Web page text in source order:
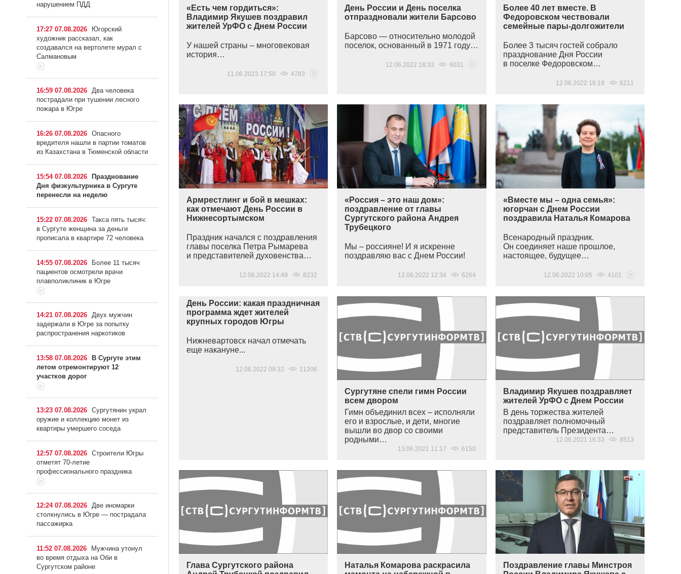
«Есть чем гордиться»:
Владимир Якушев поздравил
жителей УрФО с Днем России
У нашей страны – многовековая
история…
11.06.2023 17:50 4783
День России и День поселка
отпраздновали жители Барсово
Барсово — относительно молодой
поселок, основанный в 1971 году…
12.06.2022 18:33 6031
Более 40 лет вместе. В
Федоровском чествовали
семейные пары-долгожители
Более 3 тысяч гостей собрало
празднование Дня России
в поселке Федоровском…
12.06.2022 16:18 6211
Армрестлинг и бой в мешках:
как отмечают День России в
Нижнесортымском
Праздник начался с поздравления
главы поселка Петра Рымарева
и представителей духовенства…
12.06.2022 14:49 8232
«Россия – это наш дом»:
поздравление от главы
Сургутского района Андрея
Трубецкого
Мы – россияне! И я искренне
поздравляю вас с Днем России!
12.06.2022 12:34 6264
«Вместе мы – одна семья»:
югорчан с Днем России
поздравила Наталья Комарова
Всенародный праздник.
Он соединяет наше прошлое,
настоящее, будущее…
12.06.2022 10:05 4101
День России: какая праздничная
программа ждет жителей
крупных городов Югры
Нижневартовск начал отмечать
еще накануне...
12.06.2022 09:32 11206
Сургутяне спели гимн России
всем двором
Гимн объединил всех – исполняли
его и взрослые, и дети, многие
вышли во двор со своими
родными…
13.06.2021 11:17 6150
Владимир Якушев поздравляет
жителей УрФО с Днем России
В день торжества жителей
поздравляет полномочный
представитель Президента…
12.06.2021 16:33 8513
Глава Сургутского района
Наталья Комарова раскрасила
Поздравление главы Минстроя
нарушением ПДД
17:27 07.08.2026
Югорский
художник рассказал, как
создавался на вертолете мурал с
Салмановым
16:59 07.08.2026 Два человека
пострадали при тушении лесного
пожара в Югре
16:26 07.08.2026 Опасного
вредителя нашли в партии томатов
из Казахстана в Тюменской области
15:54 07.08.2026
Празднование
Дня физкультурника в Сургуте
перенесли на неделю
15:22 07.08.2026 Такса пять тысяч:
в Сургуте женщина за деньги
прописала в квартире 72 человека
14:55 07.08.2026
Более 11 тысяч
пациентов осмотрели врачи
плавполиклиник в Югре
14:21 07.08.2026 Двух мужчин
задержали в Югре за попытку
распространения наркотиков
13:58 07.08.2026
В Сургуте этим
летом отремонтируют 12
участков дорог
13:23 07.08.2026 Сургутянин украл
оружие и коллекцию монет из
квартиры умершего соседа
12:57 07.08.2026 Строители Югры
отметят 70-летие
профессионального праздника
12:24 07.08.2026 Две иномарки
столкнулись в Югре — пострадала
пассажирка
11:52 07.08.2026
Мужчина утонул
во время отдыха на Оби в
Сургутском районе